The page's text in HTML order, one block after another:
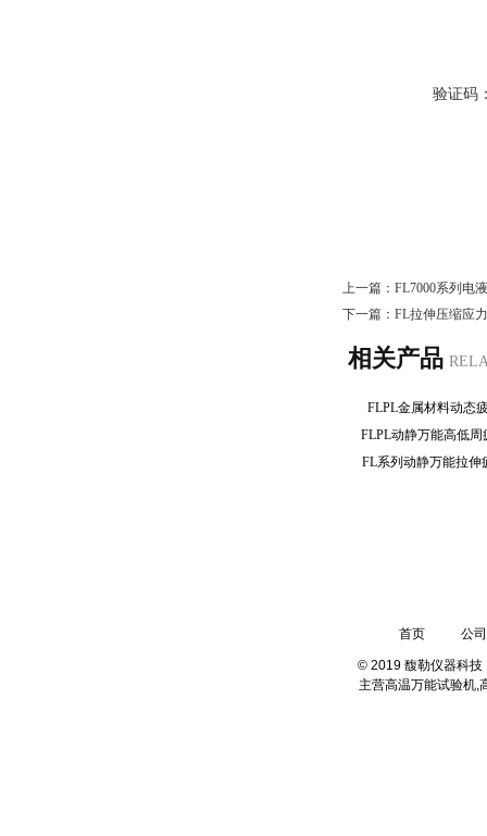
验证码
上一篇： FL7000系列电
下一篇： FL拉伸压缩应
相关产品
FLPL金属材料动
FLPL动静万能高低
FL系列动静万能拉
首页 公
© 2019 馥勒仪器科技
主营高温万能试验机,